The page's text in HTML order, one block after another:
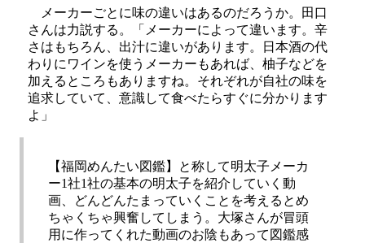
メーカーごとに味の違いはあるのだろうか。田口
さんは力説する。「メーカーによって違います。辛
さはもちろん、出汁に違いがあります。日本酒の代
わりにワインを使うメーカーもあれば、柚子などを
加えるところもありますね。それぞれが自社の味を
追求していて、意識して食べたらすぐに分かります
よ」
【福岡めんたい図鑑】と称して明太子メーカ
ー1社1社の基本の明太子を紹介していく動
画、どんどんたまっていくことを考えるとめ
ちゃくちゃ興奮してしまう。大塚さんが冒頭
用に作ってくれた動画のお陰もあって図鑑感